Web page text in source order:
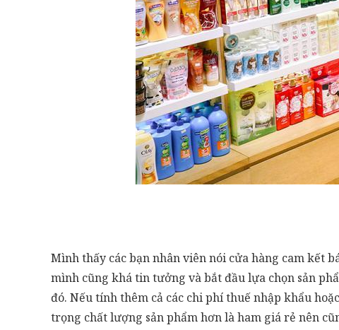
Mình thấy các bạn nhân viên nói cửa hàng cam kết
mình cũng khá tin tưởng và bắt đầu lựa chọn sản
đó. Nếu tính thêm cả các chi phí thuế nhập khẩu
trọng chất lượng sản phẩm hơn là ham giá rẻ nên